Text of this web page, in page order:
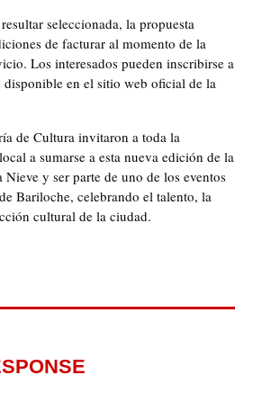
seleccionada, la propuesta
de facturar al momento de la
Los interesados pueden inscribirse a
en el sitio web oficial de la
de Cultura invitaron a toda la
a sumarse a esta nueva edición de la
Nieve y ser parte de uno de los eventos
Bariloche, celebrando el talento, la
cultural de la ciudad.